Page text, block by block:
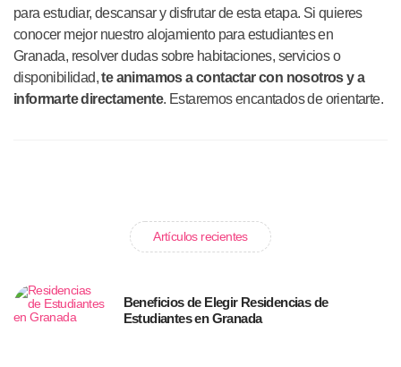
para estudiar, descansar y disfrutar de esta etapa. Si quieres
conocer mejor nuestro alojamiento para estudiantes en
Granada, resolver dudas sobre habitaciones, servicios o
disponibilidad,te animamos a contactar con nosotros y a
informarte directamente. Estaremos encantados de orientarte.
Artículos recientes
Beneficios de Elegir Residencias de
Estudiantes en Granada